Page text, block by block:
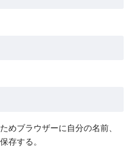
めブラウザーに自分の名前、
存する。